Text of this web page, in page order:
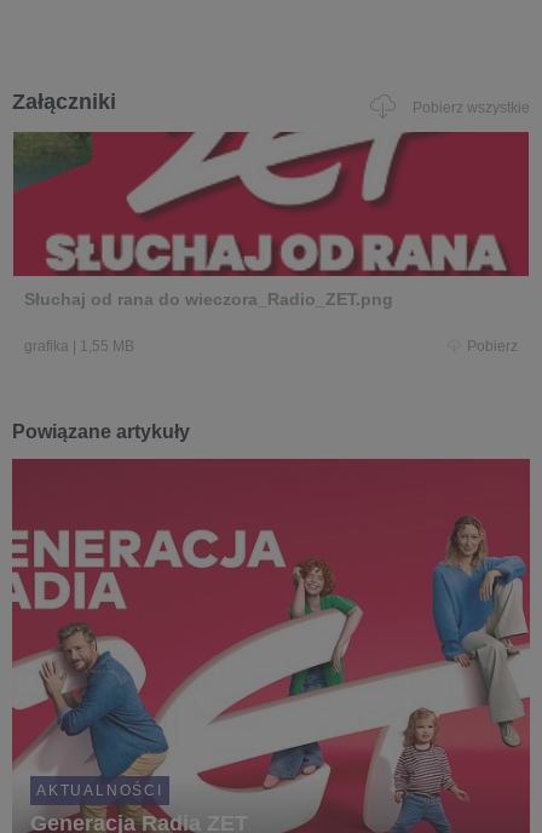
Załączniki Pobierz wszystkie
Słuchaj od rana do wieczora_Radio_ZET.png
grafika 1,55 MB Pobierz
Powiązane artykuły
AKTUALNOŚCI
Generacja Radia ZET